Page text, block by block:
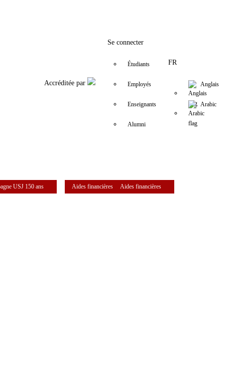
Accréditée par
Se connecter
Étudiants
Employés
Enseignants
Alumni
FR
Anglais
Arabic
USJ 150 ans Aides financières Aides financières